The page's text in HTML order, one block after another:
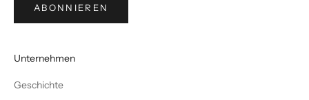
ABONNIEREN
Unternehmen
Geschichte